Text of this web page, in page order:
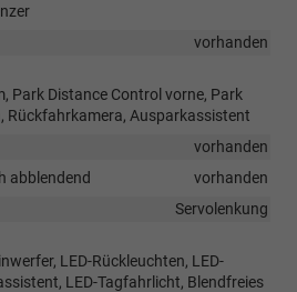
vorhanden
Park Distance Control vorne, Park
Rückfahrkamera, Ausparkassistent
vorhanden
abblendend
vorhanden
Servolenkung
LED-Rückleuchten, LED-
LED-Tagfahrlicht, Blendfreies